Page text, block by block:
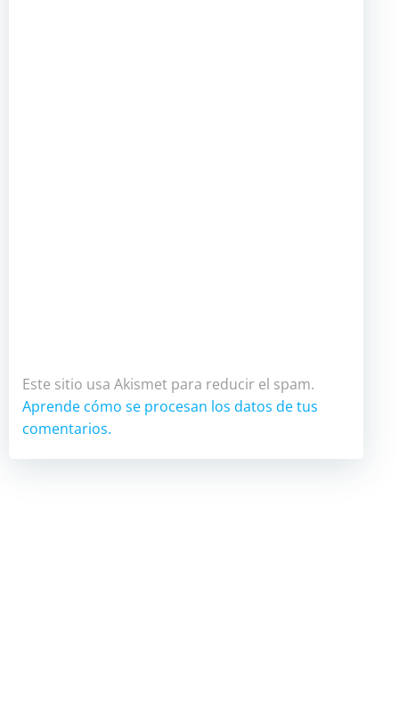
Este sitio usa Akismet para reducir el spam.
Aprende cómo se procesan los datos de tus
comentarios.